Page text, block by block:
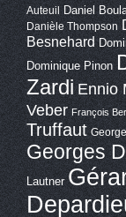
Auteuil
Daniel
Danièle Thompson
Besnehard
Dominique Pinon
Zardi Ennio
Veber François
Truffaut
Georges
Lautner